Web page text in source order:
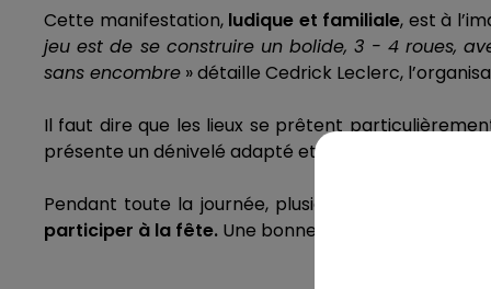
Cette manifestation,ludique et familiale, est à
jeu est de se construire un bolide, 3 - 4 roues,
sans encombre » détaille Cedrick Leclerc,
Il faut dire que les lieux se prêtent
présente un dénivelé adapté et des virages en
Pendant toute la journée, plusieurs participants
participer à la fête. Une bonne occasion de